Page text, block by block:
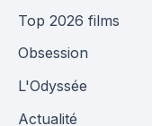
Top 2026 films
Obsession
L'Odyssée
Actualité